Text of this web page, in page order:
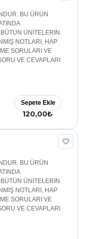
BU ÜRÜN
ÜNİTELERİN
NOTLARI, HAP
SORULARI VE
VE CEVAPLARI
120,00₺
Sepete Ekle
BU ÜRÜN
ÜNİTELERİN
NOTLARI, HAP
SORULARI VE
VE CEVAPLARI